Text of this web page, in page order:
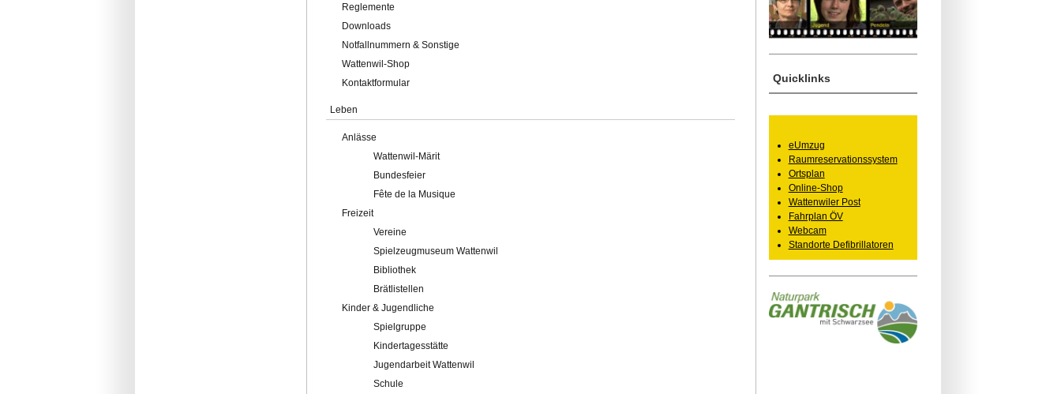
Reglemente
Downloads
Notfallnummern & Sonstige
Wattenwil-Shop
Kontaktformular
Leben
Anlässe
Wattenwil-Märit
Bundesfeier
Fête de la Musique
Freizeit
Vereine
Spielzeugmuseum Wattenwil
Bibliothek
Brätlistellen
Kinder & Jugendliche
Spielgruppe
Kindertagesstätte
Jugendarbeit Wattenwil
Schule
Quicklinks
eUmzug
Raumreservationssystem
Ortsplan
Online-Shop
Wattenwiler Post
Fahrplan ÖV
Webcam
Standorte Defibrillatoren